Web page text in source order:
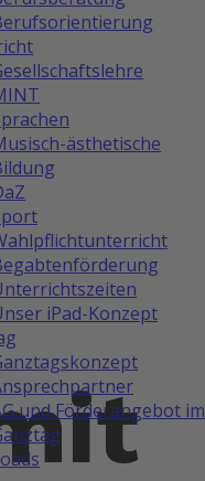
ästhetische
iPad-Konzept
und Förderangebot im